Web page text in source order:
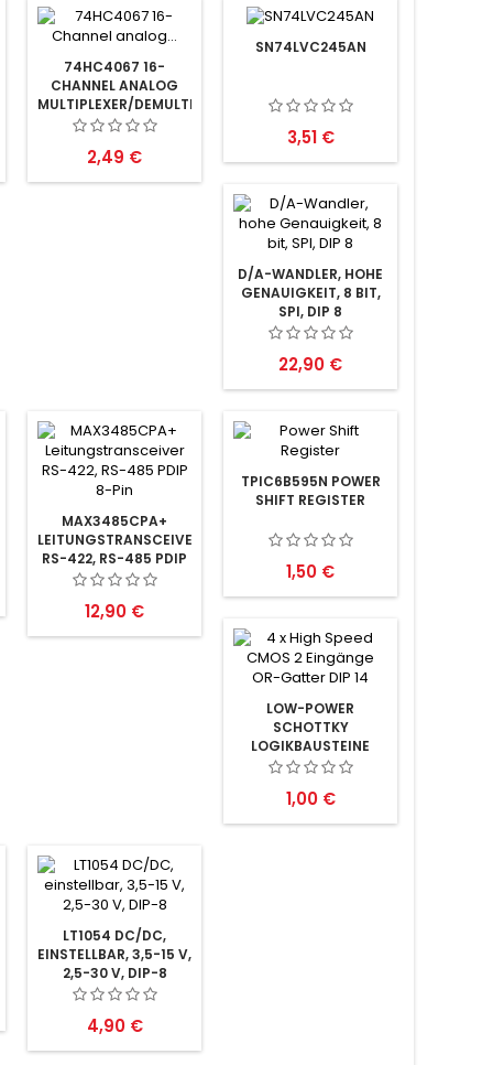
74HC4067 16-
CHANNEL ANALOG
MULTIPLEXER/DEMULTIPLEXER
SO-24
Preis
2,49 €
SN74LVC245AN
Preis
3,51 €
D/A-WANDLER, HOHE
GENAUIGKEIT, 8 BIT,
SPI, DIP 8
Preis
22,90 €
MAX3485CPA+
LEITUNGSTRANSCEIVER
RS-422, RS-485 PDIP
8-PIN
Preis
12,90 €
TPIC6B595N POWER
SHIFT REGISTER
Preis
1,50 €
LOW-POWER
SCHOTTKY
LOGIKBAUSTEINE
Preis
1,00 €
LT1054 DC/DC,
EINSTELLBAR, 3,5-15 V,
2,5-30 V, DIP-8
Preis
4,90 €